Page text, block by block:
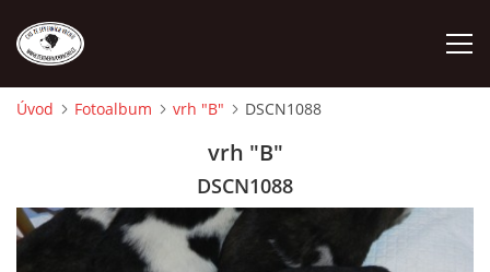
Úvod Fotoalbum vrh "B" DSCN1088
vrh "B"
DSCN1088